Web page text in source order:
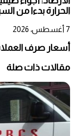
الحرارة بدءا من
7 أغسطس، 2026
أسعار صرف
مقالات ذات صلة